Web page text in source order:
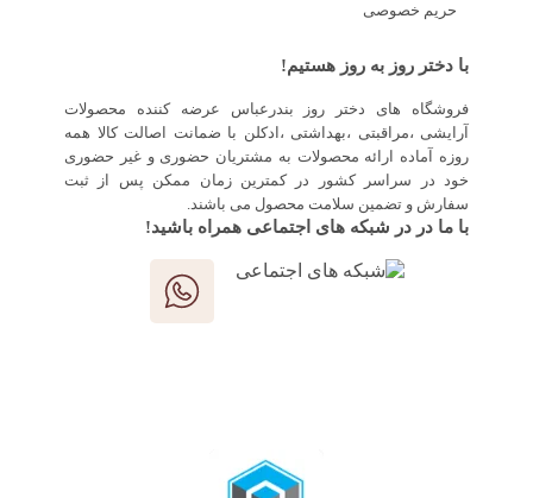
حریم خصوصی
با دختر روز به روز هستیم!
فروشگاه های دختر روز بندرعباس عرضه کننده محصولات
آرایشی ،مراقبتی ،بهداشتی ،ادکلن با ضمانت اصالت کالا همه
روزه آماده ارائه محصولات به مشتریان حضوری و غیر حضوری
خود در سراسر کشور در کمترین زمان ممکن پس از ثبت
سفارش و تضمین سلامت محصول می باشند.
با ما در در شبکه های اجتماعی همراه باشید!